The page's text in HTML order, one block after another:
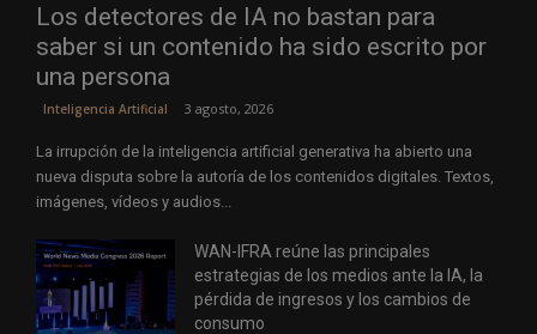
Los detectores de IA no bastan para
saber si un contenido ha sido escrito por
una persona
Inteligencia Artificial 3 agosto, 2026
La irrupción de la inteligencia artificial generativa ha abierto una
nueva disputa sobre la autoría de los contenidos digitales. Textos,
imágenes, vídeos y audios...
WAN-IFRA reúne las principales
estrategias de los medios ante la IA, la
pérdida de ingresos y los cambios de
consumo